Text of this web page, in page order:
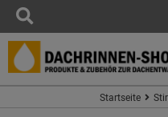
Startseite